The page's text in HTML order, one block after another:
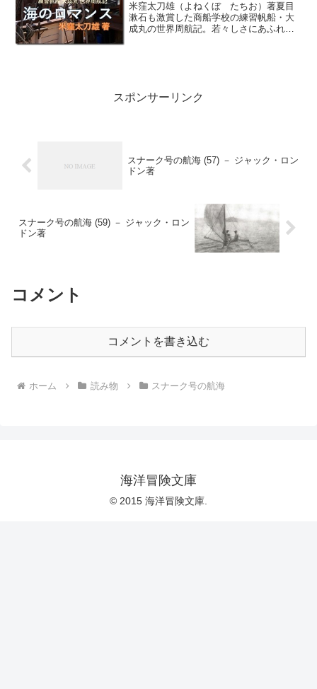
米窪太刀雄（よねくぼ たちお）著夏目
漱石も激賞した商船学校の練習帆船・大
成丸の世界周航記。若々しさにあふれた
スポンサーリンク
スナーク号の航海 (57) － ジャック・ロン
ドン著
スナーク号の航海 (59) － ジャック・ロン
ドン著
コメント
コメントを書き込む
ホーム 読み物 スナーク号の航海
海洋冒険文庫
© 2015 海洋冒険文庫.